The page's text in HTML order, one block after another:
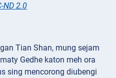
ND 2.0
Tian Shan, mung sejam
Gedhe katon meh ora
sing mencorong diubengi